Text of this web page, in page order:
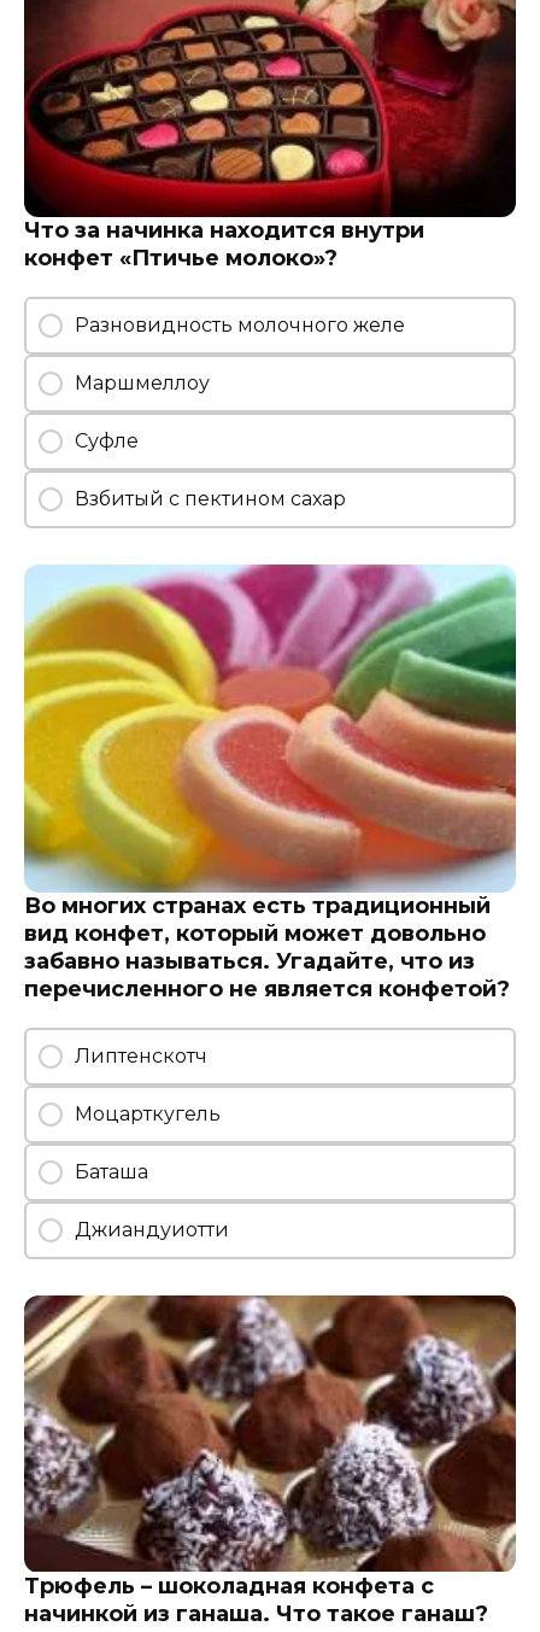
Что за начинка находится внутри
конфет «Птичье молоко»?
Разновидность молочного желе
Маршмеллоу
Суфле
Взбитый с пектином сахар
Во многих странах есть традиционный
вид конфет, который может довольно
забавно называться. Угадайте, что из
перечисленного не является конфетой?
Липтенскотч
Моцарткугель
Баташа
Джиандуиотти
Трюфель – шоколадная конфета с
начинкой из ганаша. Что такое ганаш?